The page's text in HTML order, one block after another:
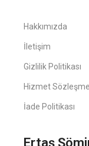
Hakkımızda
İletişim
Gizlilik Politikası
Hizmet
İade Politikası
Ertaş